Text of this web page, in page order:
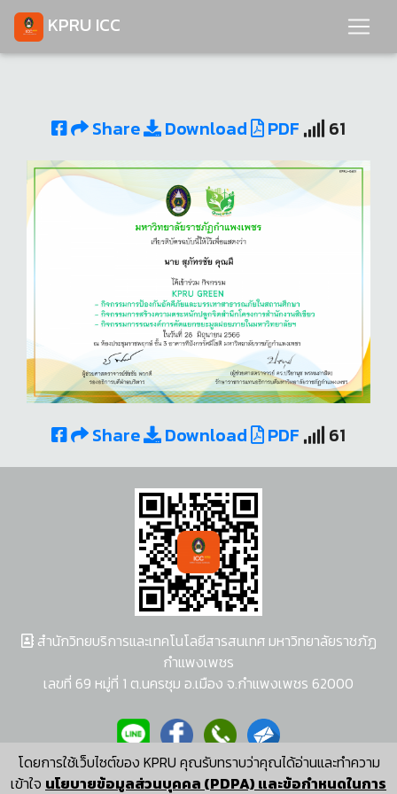
KPRU ICC
Share Download PDF 61
Share Download PDF 61
โดยการใช้เว็บไซต์ของ KPRU คุณรับทราบว่าคุณได้อ่านและทำความ
เข้าใจ นโยบายข้อมูลส่วนบุคคล (PDPA) และข้อกำหนดในการ
สำนักวิทยบริการและเทคโนโลยีสารสนเทศ มหาวิทยาลัยราชภัฏ
กำแพงเพชร
เลขที่ 69 หมู่ที่ 1 ต.นครชุม อ.เมือง จ.กำแพงเพชร 62000
ผู้พัฒนาระบบ อนุชา พวงผกา